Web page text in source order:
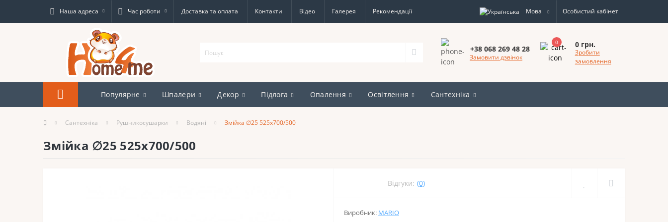
Наша адреса Час роботи Доставка та оплата Контакти Відео Галерея Рекомендації Мова Особистий кабінет
+38 068 269 48 28
Замовити дзвінок
0 0 грн.
Зробити
замовлення
Популярне Шпалери Декор Підлога Опалення Освітлення Сантехніка
Сантехніка Рушникосушарки Водяні Змійка ∅25 525х700/500
Змійка ∅25 525х700/500
Відгуки: (0)
Виробник: MARIO